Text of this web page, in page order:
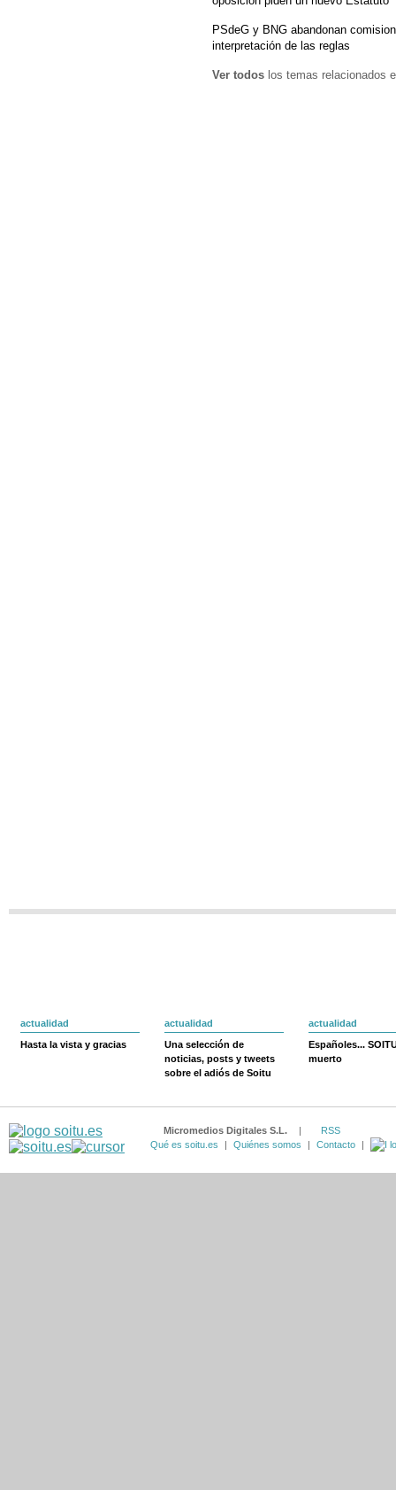
PSdeG y BNG abandonan
interpretación de las reglas
Ver todos los temas relacionados
actualidad
Hasta la vista y gracias
actualidad
Una selección de
noticias, posts y tweets
sobre el adiós de Soitu
actualidad
Españoles...
muerto
Micromedios Digitales S.L. |
RSS
Qué es soitu.es
| Quiénes somos | Contacto |